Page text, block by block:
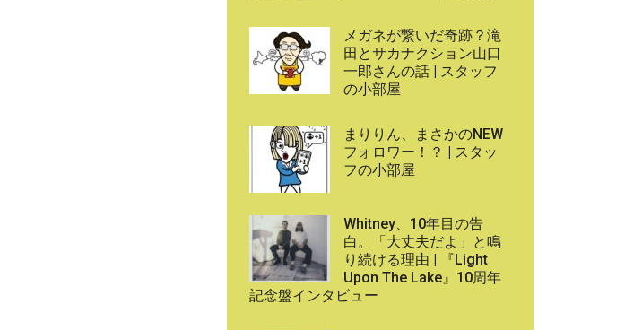
メガネが繋いだ奇跡？滝
田とサカナクション山口
一郎さんの話 | スタッフ
の小部屋
まりりん、まさかのNEW
フォロワー！？ | スタッ
フの小部屋
Whitney、10年目の告
白。「大丈夫だよ」と鳴
り続ける理由 | 『Light
Upon The Lake』10周年
記念盤インタビュー